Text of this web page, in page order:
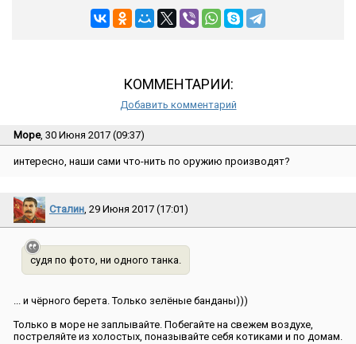
КОММЕНТАРИИ:
Добавить комментарий
Море, 30 Июня 2017 (09:37)
интересно, наши сами что-нить по оружию производят?
Сталин , 29 Июня 2017 (17:01)
судя по фото, ни одного танка.
... и чёрного берета. Только зелёные банданы)))
Только в море не заплывайте. Побегайте на свежем воздухе,
постреляйте из холостых, поназывайте себя котиками и по домам.